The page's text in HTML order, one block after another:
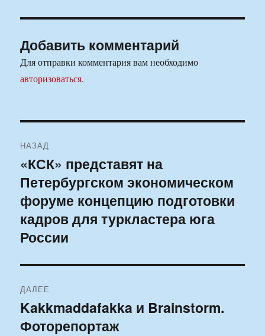
Добавить комментарий
Для отправки комментария вам необходимо
авторизоваться.
по
записям
НАЗАД
Предыдущая
запись:
«КСК» представят на
Петербургском экономическом
форуме концепцию подготовки
кадров для туркластера юга
России
ДАЛЕЕ
Следующая
запись:
Kakkmaddafakka и Brainstorm.
Фоторепортаж